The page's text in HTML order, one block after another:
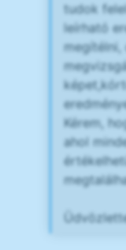
tudok
leírható
megítélni,
Kérem,
ahol